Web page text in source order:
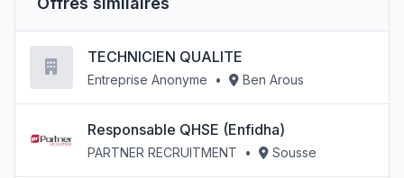
TECHNICIEN QUALITE
Entreprise Anonyme • Ben Arous
Responsable QHSE (Enfidha)
PARTNER RECRUITMENT • Sousse